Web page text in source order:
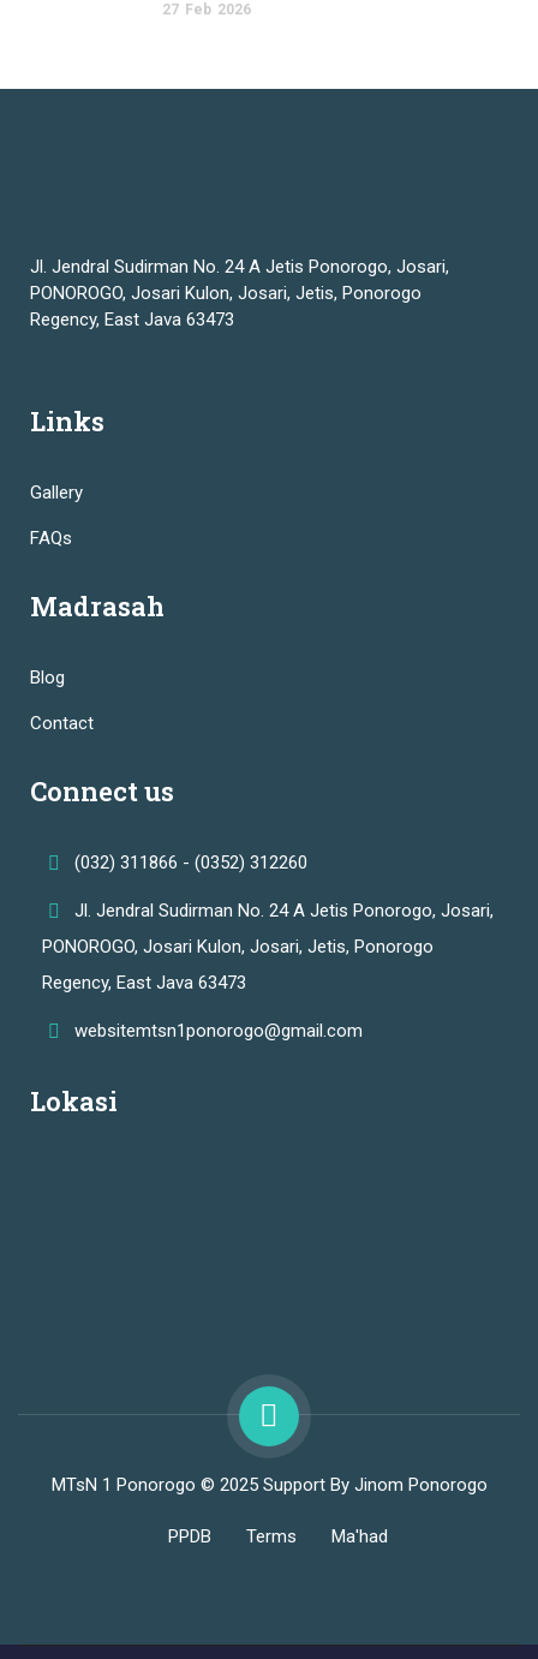
27 Feb 2026
Jl. Jendral Sudirman No. 24 A Jetis Ponorogo, Josari,
PONOROGO, Josari Kulon, Josari, Jetis, Ponorogo
Regency, East Java 63473
Links
Gallery
FAQs
Madrasah
Blog
Contact
Connect us
(032) 311866 - (0352) 312260
Jl. Jendral Sudirman No. 24 A Jetis Ponorogo, Josari,
PONOROGO, Josari Kulon, Josari, Jetis, Ponorogo
Regency, East Java 63473
websitemtsn1ponorogo@gmail.com
Lokasi
MTsN 1 Ponorogo © 2025 Support By Jinom Ponorogo
PPDB Terms Ma'had